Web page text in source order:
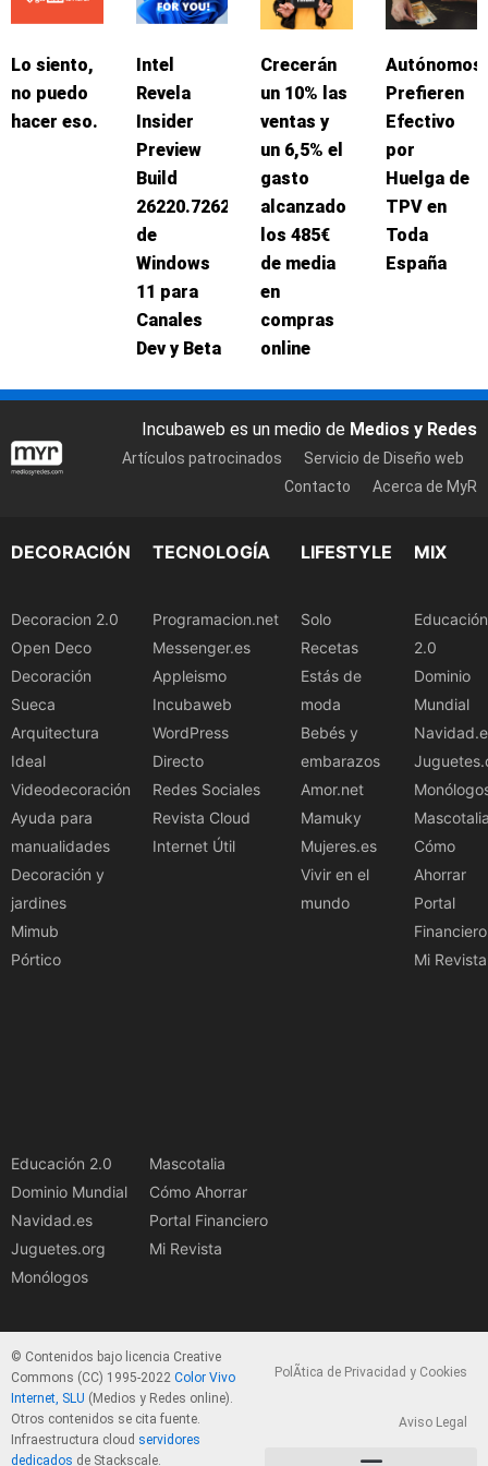
Lo siento,
no puedo
hacer eso.
Intel
Revela
Insider
Preview
Build
26220.7262
de
Windows
11 para
Canales
Dev y Beta
Crecerán
un 10% las
ventas y
un 6,5% el
gasto
alcanzado
los 485€
de media
en
compras
online
Autónomos
Prefieren
Efectivo
por
Huelga de
TPV en
Toda
España
Incubaweb es un medio de Medios y Redes
Artículos patrocinados
Servicio de Diseño web
Contacto
Acerca de MyR
DECORACIÓN
Decoracion 2.0
Open Deco
Decoración
Sueca
Arquitectura
Ideal
Videodecoración
Ayuda para
manualidades
Decoración y
jardines
Mimub
Pórtico
TECNOLOGÍA
Programacion.net
Messenger.es
Appleismo
Incubaweb
WordPress
Directo
Redes Sociales
Revista Cloud
Internet Útil
LIFESTYLE
Solo
Recetas
Estás de
moda
Bebés y
embarazos
Amor.net
Mamuky
Mujeres.es
Vivir en el
mundo
MIX
Educación
2.0
Dominio
Mundial
Cómo
Ahorrar
Portal
Financiero
Mi Revista
Educación 2.0
Dominio Mundial
Navidad.es
Juguetes.org
Monólogos
Mascotalia
Cómo Ahorrar
Portal Financiero
Mi Revista
© Contenidos bajo licencia Creative
Commons (CC) 1995-2022 Color Vivo
Internet, SLU (Medios y Redes online).
Otros contenidos se cita fuente.
Infraestructura cloud servidores
dedicados de Stackscale.
PolÃ­tica de Privacidad y Cookies
Aviso Legal